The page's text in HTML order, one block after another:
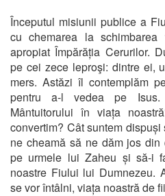
Începutul misiunii publice a
cu chemarea la
apropiat Împărăția Cerurilor.
pe cei zece leproşi: dintre ei,
mers. Astăzi îl contemplăm
pentru a-l vedea pe Isus.
Mântuitorului în viața
convertim? Cât suntem
ne cheamă să ne dăm jos din
pe urmele lui Zaheu și să-i
noastre Fiului lui Dumnezeu.
se vor întâlni, viața noastră de